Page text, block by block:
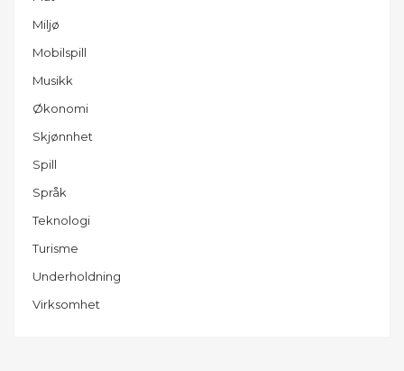
Miljø
Mobilspill
Musikk
Økonomi
Skjønnhet
Spill
Språk
Teknologi
Turisme
Underholdning
Virksomhet